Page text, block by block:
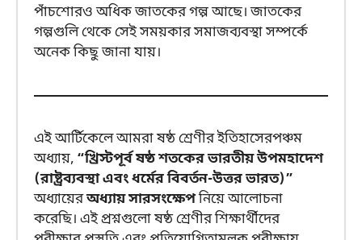
পাঁচশোরও অধিক জাতকের গল্প আছে। জাতকের
গল্পগুলি থেকে সেই সময়কার সমাজব্যবস্থা সম্পর্কে
অনেক কিছু জানা যায়।
এই আর্টিকেলে আমরা ষষ্ঠ শ্রেণীর ইতিহাসেরপঞ্চম
অধ্যায়, “খ্রিস্টপূর্ব ষষ্ঠ শতকের ভারতীয় উপমহাদেশ
(রাষ্ট্রব্যবস্থা এবং ধর্মের বিবর্তন-উত্তর ভারত)”
অধ্যায়েরঅধ্যায় সারসংক্ষেপনিয়ে আলোচনা
করেছি। এই প্রশ্নগুলো ষষ্ঠ শ্রেণীর শিক্ষার্থীদের